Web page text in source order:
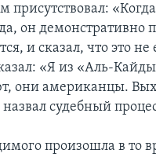
присутствовал:
он демонстративно
и сказал, что это не
«Я из «Аль-
они американцы.
судебный
произошла в то